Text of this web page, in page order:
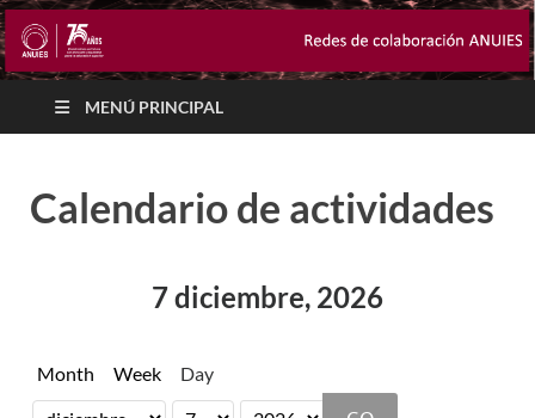
MENÚ PRINCIPAL
Calendario de actividades
7 diciembre, 2026
Month Week Day